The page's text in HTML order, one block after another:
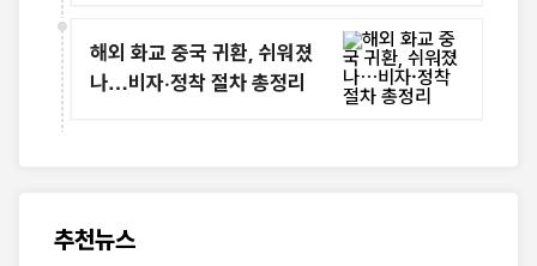
해외 화교 중국 귀환, 쉬워졌
나…비자·정착 절차 총정리
추천뉴스